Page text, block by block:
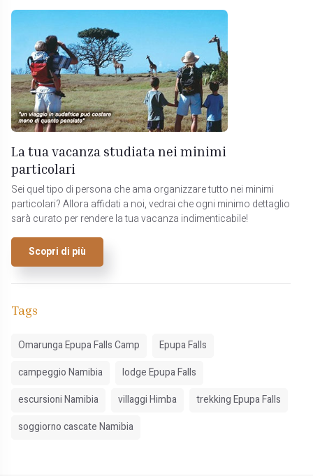
La tua vacanza studiata nei minimi
particolari
Sei quel tipo di persona che ama organizzare tutto nei minimi
particolari? Allora affidati a noi, vedrai che ogni minimo dettaglio
sarà curato per rendere la tua vacanza indimenticabile!
Scopri di più
Tags
Omarunga Epupa Falls Camp
Epupa Falls
campeggio Namibia
lodge Epupa Falls
escursioni Namibia
villaggi Himba
trekking Epupa Falls
soggiorno cascate Namibia